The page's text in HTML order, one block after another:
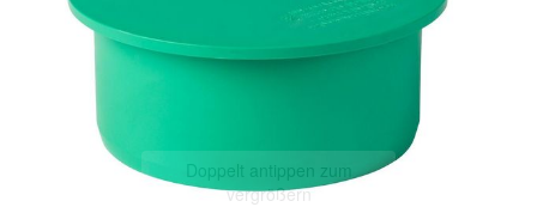
Doppelt antippen zum
vergrößern